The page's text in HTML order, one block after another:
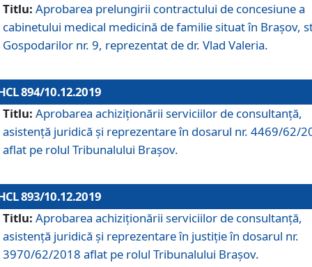
Titlu: Aprobarea prelungirii contractului de concesiune a
cabinetului medical medicină de familie situat în Braşov,
Gospodarilor nr. 9, reprezentat de dr. Vlad Valeria.
894/10.12.2019
Titlu: Aprobarea achiziţionării serviciilor de consultanţă,
asistenţă juridică şi reprezentare în dosarul nr. 4469/62/
aflat pe rolul Tribunalului Braşov.
893/10.12.2019
Titlu: Aprobarea achiziţionării serviciilor de consultanţă,
asistenţă juridică şi reprezentare în justiţie în dosarul nr.
3970/62/2018 aflat pe rolul Tribunalului Braşov.